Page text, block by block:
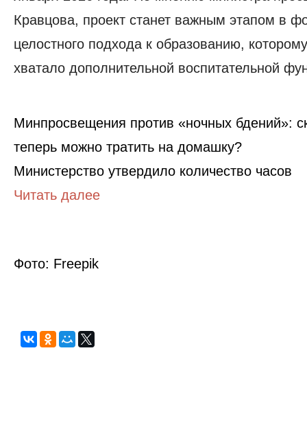
Кравцова, проект станет важным этапом в
целостного подхода к образованию,
хватало дополнительной воспитательной
Минпросвещения против «‎ночных бдений»‎:
теперь можно тратить на домашку?
Министерство утвердило количество часов
Читать далее
Фото: Freepik